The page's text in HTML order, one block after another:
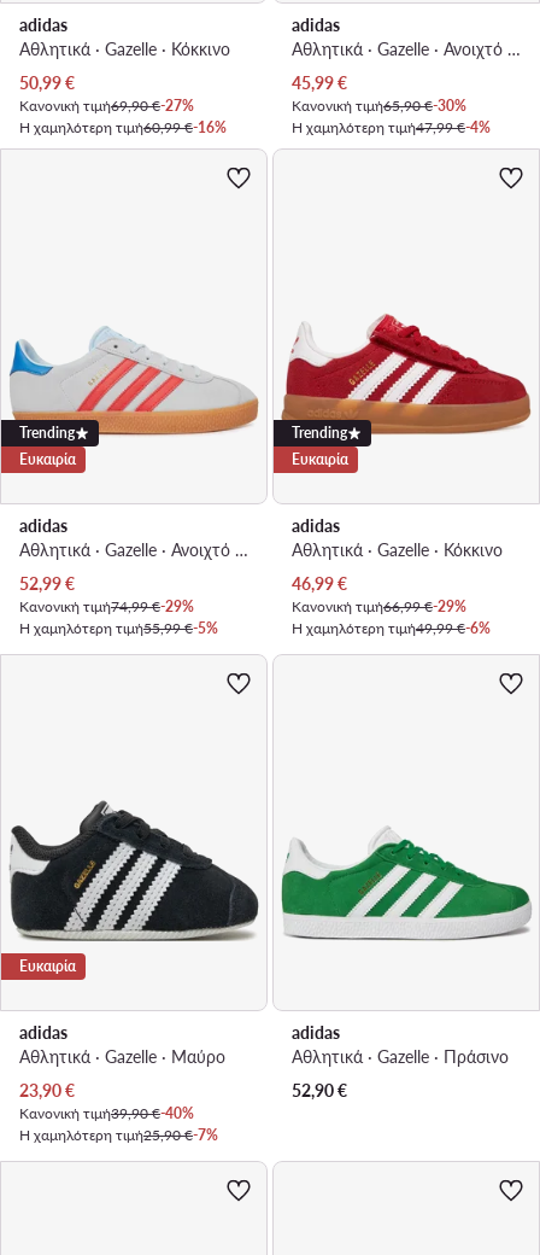
adidas
Αθλητικά · Gazelle · Κόκκινο
Τρέχουσα τιμή
50,99€
Κανονική τιμή69,90 €-27%
Η χαμηλότερη τιμή60,99 €-16%
adidas
Αθλητικά · Gazelle · Ανοιχτό μπλε
Τρέχουσα τιμή
45,99€
Κανονική τιμή65,90 €-30%
Η χαμηλότερη τιμή47,99 €-4%
Trending
Ευκαιρία
adidas
Αθλητικά · Gazelle · Ανοιχτό μπλε
Τρέχουσα τιμή
52,99€
Κανονική τιμή74,99 €-29%
Η χαμηλότερη τιμή55,99 €-5%
Trending
Ευκαιρία
adidas
Αθλητικά · Gazelle · Κόκκινο
Τρέχουσα τιμή
46,99€
Κανονική τιμή66,99 €-29%
Η χαμηλότερη τιμή49,99 €-6%
Ευκαιρία
adidas
Αθλητικά · Gazelle · Μαύρο
Τρέχουσα τιμή
23,90€
Κανονική τιμή39,90 €-40%
Η χαμηλότερη τιμή25,90 €-7%
adidas
Αθλητικά · Gazelle · Πράσινο
52,90€